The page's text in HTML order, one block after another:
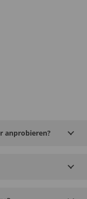
anprobieren?